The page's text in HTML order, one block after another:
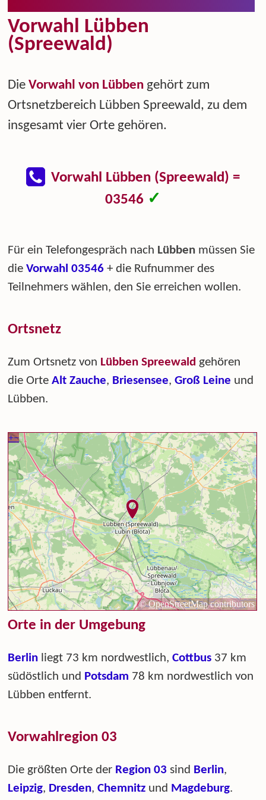
Vorwahl Lübben
(Spreewald)
DieVorwahl von Lübben gehört zum
Ortsnetzbereich Lübben Spreewald, zu dem
insgesamt vier Orte gehören.
Vorwahl Lübben (Spreewald) =
03546 ✓
Für ein Telefongespräch nach Lübben müssen Sie
dieVorwahl 03546 + die Rufnummer des
Teilnehmers wählen, den Sie erreichen wollen.
Ortsnetz
Zum Ortsnetz von Lübben Spreewald gehören
die OrteAlt Zauche, Briesensee,Groß Leine und
Lübben.
Orte in der Umgebung
Berlin liegt 73 km nordwestlich,Cottbus 37 km
südöstlich und Potsdam 78 km nordwestlich von
Lübben entfernt.
Vorwahlregion 03
Die größten Orte der Region 03 sind Berlin,
Leipzig, Dresden,Chemnitz und Magdeburg.